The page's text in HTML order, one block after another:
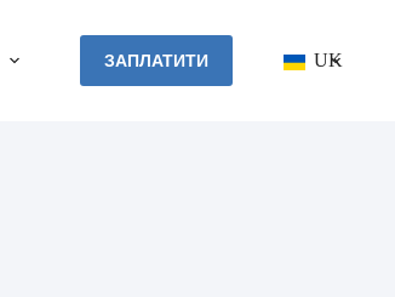
Контакти UK
ЗАПЛАТИТИ